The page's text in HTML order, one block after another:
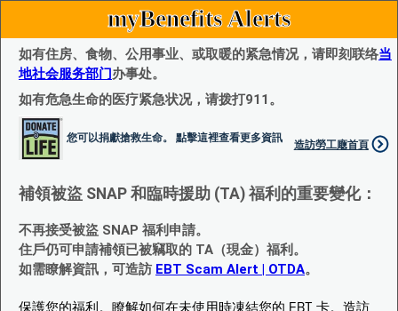
myBenefits Alerts
如有住房、食物、公用事业、或取暖的紧急情况，请即刻联络当
地社会服务部门办事处。
如有危急生命的医疗紧急状况，请拨打911。
您可以捐獻搶救生命。 點擊這裡查看更多資訊
造訪勞工廰首頁
補領被盜 SNAP 和臨時援助 (TA) 福利的重要變化：
不再接受被盜 SNAP 福利申請。
住戶仍可申請補領已被竊取的 TA（現金）福利。
如需瞭解資訊，可造訪 EBT Scam Alert | OTDA。
保護您的福利。瞭解如何在未使用時凍結您的 EBT 卡。造訪